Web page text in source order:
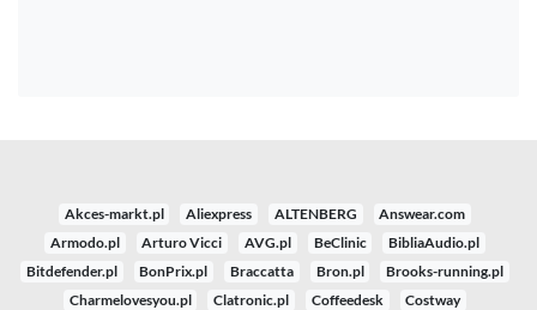
Akces-markt.pl Aliexpress ALTENBERG
Answear.com
Armodo.pl
Arturo Vicci AVG.pl BeClinic
BibliaAudio.pl
Bitdefender.pl
BonPrix.pl Braccatta Bron.pl
Brooks-running.pl
Charmelovesyou.pl
Clatronic.pl Coffeedesk
Costway